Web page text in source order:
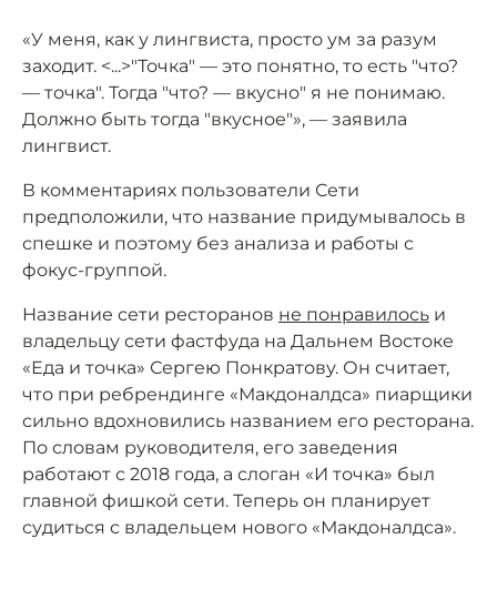
«У меня, как у лингвиста, просто ум за разум
заходит. <...>"Точка" — это понятно, то есть "что?
— точка". Тогда "что? — вкусно" я не понимаю.
Должно быть тогда "вкусное"», — заявила
лингвист.
В комментариях пользователи Сети
предположили, что название придумывалось в
спешке и поэтому без анализа и работы с
фокус-группой.
Название сети ресторанов не понравилось и
владельцу сети фастфуда на Дальнем Востоке
«Еда и точка» Сергею Понкратову. Он считает,
что при ребрендинге «Макдоналдса» пиарщики
сильно вдохновились названием его ресторана.
По словам руководителя, его заведения
работают с 2018 года, а слоган «И точка» был
главной фишкой сети. Теперь он планирует
судиться с владельцем нового «Макдоналдса».